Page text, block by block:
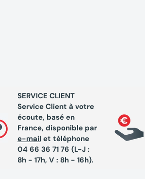
SERVICE CLIENT
Service Client à votre
écoute, basé en
France, disponible par
e-mail et téléphone
04 66 36 71 76 (L-J :
8h - 17h, V : 8h - 16h).